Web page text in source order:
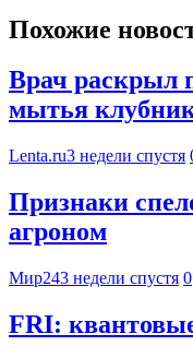
Похожие
Врач раскрыл
мытья
Lenta.ru3 недели спустя
Признаки
агроном
Мир243 недели спустя 0
FRI: